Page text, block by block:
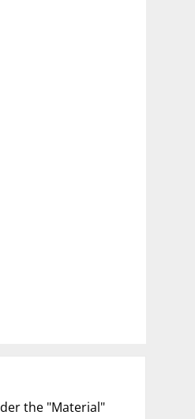
the "Material"